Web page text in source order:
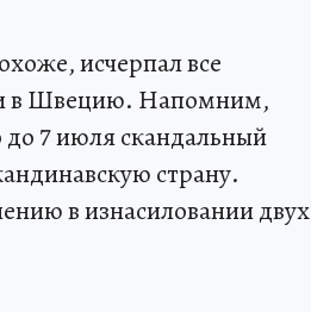
исчерпал все
в Швецию. Напомним,
7 июля скандальный
страну.
в изнасиловании двух